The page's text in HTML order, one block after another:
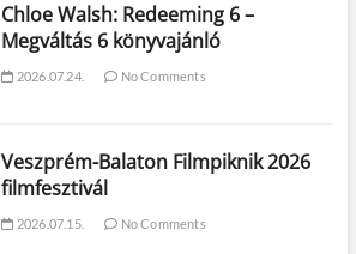
Chloe Walsh: Redeeming 6 –
Megváltás 6 könyvajánló
2026.07.24. No Comments
Veszprém-Balaton Filmpiknik 2026
filmfesztivál
2026.07.15. No Comments